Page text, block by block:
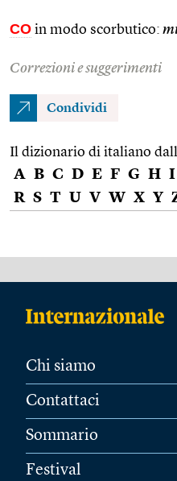
CO in modo scorbutico:
Correzioni e suggerimenti
Condividi
Il dizionario di italiano
A B C D E F G H I
R S T U V W X Y
Chi siamo
Contattaci
Sommario
Festival